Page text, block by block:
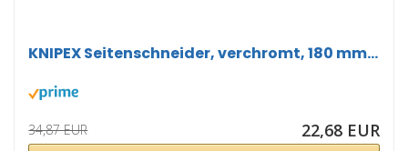
KNIPEX Seitenschneider, verchromt, 180 mm...
34,87 EUR 22,68 EUR